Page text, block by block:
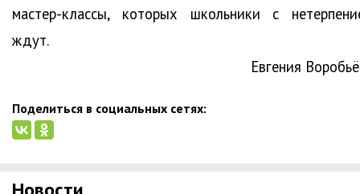
мастер-классы, которых школьники с
ждут.
Евгения
Поделиться в социальных сетях: